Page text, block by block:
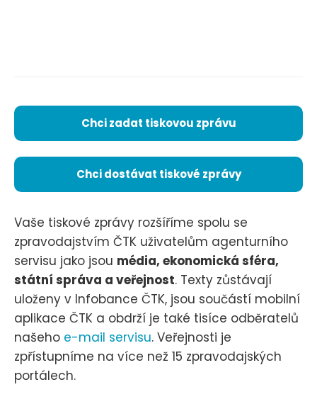
Chci zadat tiskovou zprávu
Chci dostávat tiskové zprávy
Vaše tiskové zprávy rozšíříme spolu se
zpravodajstvím ČTK uživatelům agenturního
servisu jako jsou média, ekonomická sféra,
státní správa a veřejnost. Texty zůstávají
uloženy v Infobance ČTK, jsou součástí mobilní
aplikace ČTK a obdrží je také tisíce odběratelů
našeho e-mail servisu. Veřejnosti je
zpřístupníme na více než 15 zpravodajských
portálech.